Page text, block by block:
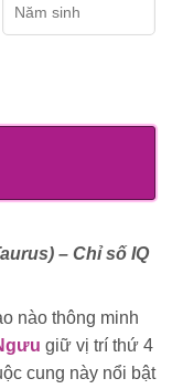
– Chỉ số IQ
nào thông minh
giữ vị trí thứ 4
cung này nổi bật